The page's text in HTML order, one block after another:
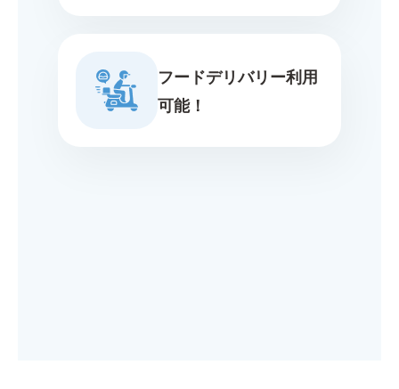
フードデリバリー利用
可能！